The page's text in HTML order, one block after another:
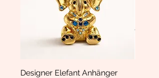
Designer Elefant Anhänger